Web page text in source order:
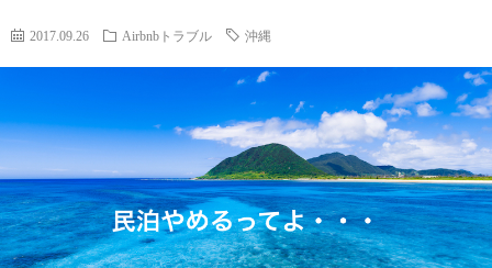
わ
せ
2017.09.26 Airbnbトラブル 沖縄